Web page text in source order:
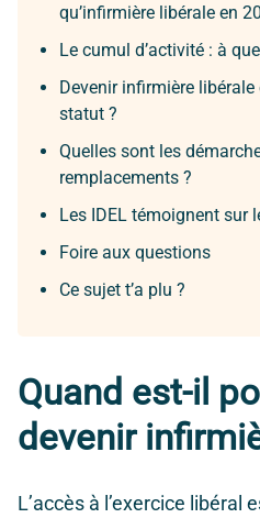
qu’infirmière libérale en
Le cumul d’activité : à
Devenir infirmière
statut ?
Quelles sont les
remplacements ?
Les IDEL témoignent sur
Foire aux questions
Ce sujet t’a plu ?
Quand est-il
devenir
L’accès à l’exercice libéral